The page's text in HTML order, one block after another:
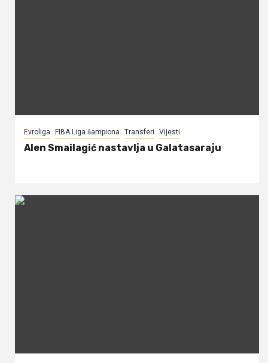
Evroliga FIBA Liga šampiona Transferi Vijesti
Alen Smailagić nastavlja u Galatasaraju